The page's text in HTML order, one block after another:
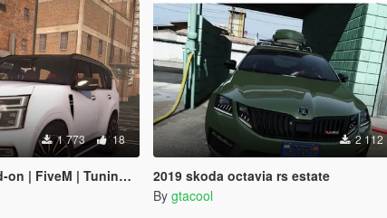
1 773 18
| Tuning | Debadged]
2 112
2019 skoda octavia rs estate
By gtacool